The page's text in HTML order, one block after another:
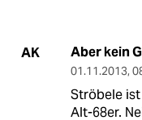
AK Aber kein
01.11.2013,
Ströbele
Alt-68er.